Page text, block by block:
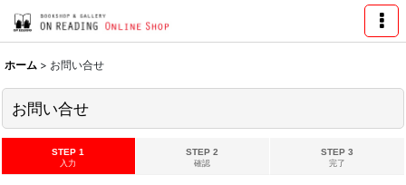
ホーム > お問い合せ
お問い合せ
STEP 1
入力
STEP 2
確認
STEP 3
完了